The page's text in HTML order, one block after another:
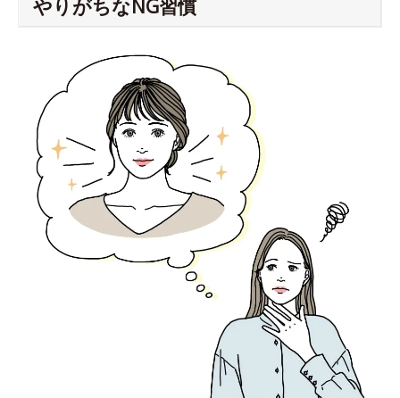
やりがちなNG習慣